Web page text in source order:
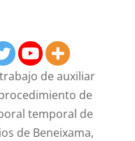
de auxiliar
de
temporal de
de Beneixama,